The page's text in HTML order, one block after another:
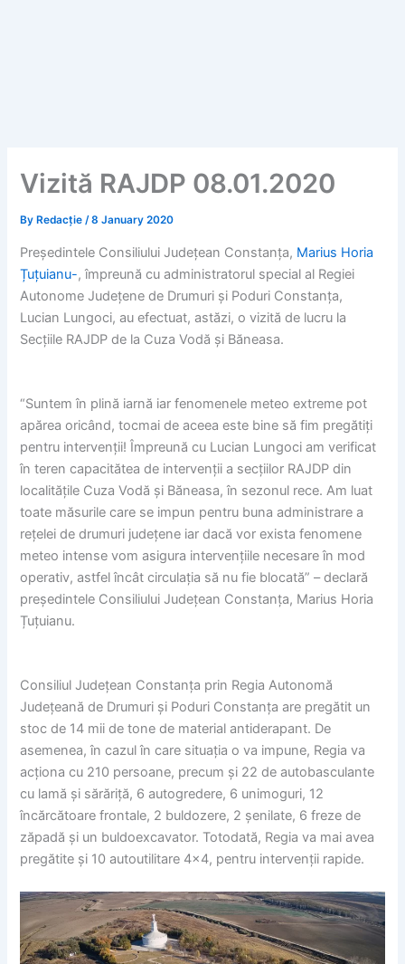
Vizită RAJDP 08.01.2020
By Redacție/8 January 2020
Președintele Consiliului Județean Constanța, Marius Horia
Țuțuianu-, împreună cu administratorul special al Regiei
Autonome Județene de Drumuri și Poduri Constanța,
Lucian Lungoci, au efectuat, astăzi, o vizită de lucru la
Secțiile RAJDP de la Cuza Vodă și Băneasa.
“Suntem în plină iarnă iar fenomenele meteo extreme pot
apărea oricând, tocmai de aceea este bine să fim pregătiți
pentru intervenții! Împreună cu Lucian Lungoci am verificat
în teren capacitătea de intervenții a secțiilor RAJDP din
localitățile Cuza Vodă și Băneasa, în sezonul rece. Am luat
toate măsurile care se impun pentru buna administrare a
rețelei de drumuri județene iar dacă vor exista fenomene
meteo intense vom asigura intervențiile necesare în mod
operativ, astfel încât circulația să nu fie blocată” – declară
președintele Consiliului Județean Constanța, Marius Horia
Țuțuianu.
Consiliul Județean Constanța prin Regia Autonomă
Județeană de Drumuri și Poduri Constanța are pregătit un
stoc de 14 mii de tone de material antiderapant. De
asemenea, în cazul în care situația o va impune, Regia va
acționa cu 210 persoane, precum și 22 de autobasculante
cu lamă și sărăriță, 6 autogredere, 6 unimoguri, 12
încărcătoare frontale, 2 buldozere, 2 șenilate, 6 freze de
zăpadă și un buldoexcavator. Totodată, Regia va mai avea
pregătite și 10 autoutilitare 4×4, pentru intervenții rapide.